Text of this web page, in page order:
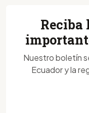
Reciba
Nuestro boletín
Ecuador y la